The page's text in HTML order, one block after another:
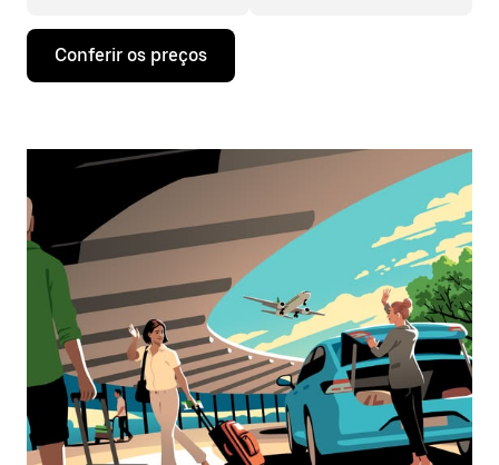
Pressione
seta
interagir
o
calendário
e
selecionar
uma
data.
Pressione
tecla
“ESC”
fechar
o
Conferir os preços